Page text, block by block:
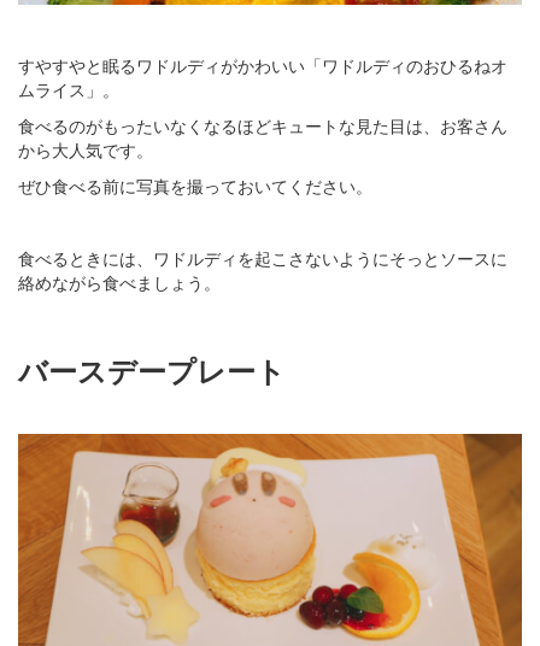
すやすやと眠るワドルディがかわいい「ワドルディのおひるねオ
ムライス」。
食べるのがもったいなくなるほどキュートな見た目は、お客さん
から大人気です。
ぜひ食べる前に写真を撮っておいてください。
食べるときには、ワドルディを起こさないようにそっとソースに
絡めながら食べましょう。
バースデープレート